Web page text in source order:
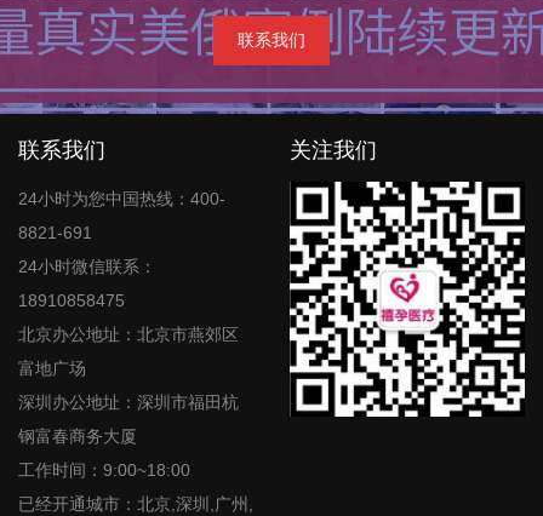
联系我们
联系我们
24小时为您中国热线：400-
8821-691
24小时微信联系：
18910858475
北京办公地址：北京市燕郊区
富地广场
深圳办公地址：深圳市福田杭
钢富春商务大厦
工作时间：9:00~18:00
已经开通城市：北京,深圳,广州,
关注我们